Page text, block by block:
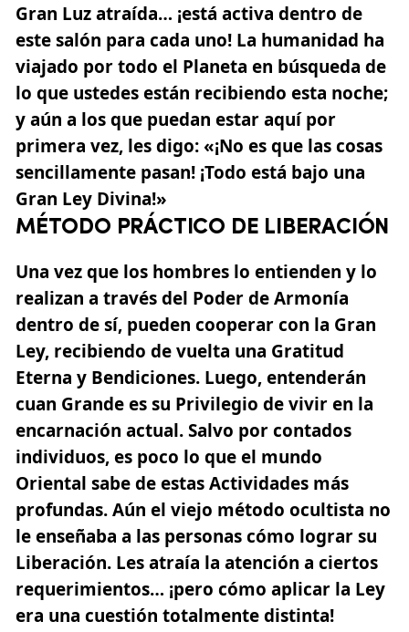
Gran Luz atraída… ¡está activa dentro de
este salón para cada uno! La humanidad ha
viajado por todo el Planeta en búsqueda de
lo que ustedes están recibiendo esta noche;
y aún a los que puedan estar aquí por
primera vez, les digo:«¡No es que las cosas
sencillamente pasan! ¡Todo está bajo una
Gran Ley Divina!»
MÉTODO PRÁCTICO DE LIBERACIÓN
Una vez que los hombres lo entienden y lo
realizan a través del Poder de Armonía
dentro de sí, pueden cooperar con la Gran
Ley, recibiendo de vuelta una Gratitud
Eterna y Bendiciones. Luego, entenderán
cuan Grande es su Privilegio de vivir en la
encarnación actual. Salvo por contados
individuos, es poco lo que el mundo
Oriental sabe de estas Actividades más
profundas. Aún el viejo método ocultista no
le enseñaba a las personas cómo lograr su
Liberación. Les atraía la atención a ciertos
requerimientos… ¡pero cómo aplicar la Ley
era una cuestión totalmente distinta!